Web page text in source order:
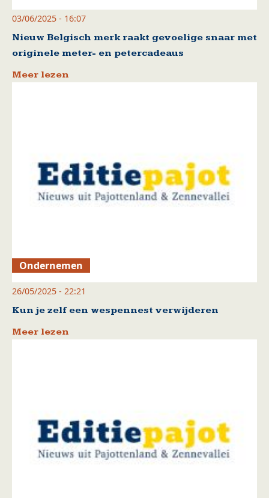
03/06/2025 - 16:07
Nieuw Belgisch merk raakt gevoelige snaar met
originele meter- en petercadeaus
Meer lezen
Ondernemen
26/05/2025 - 22:21
Kun je zelf een wespennest verwijderen
Meer lezen